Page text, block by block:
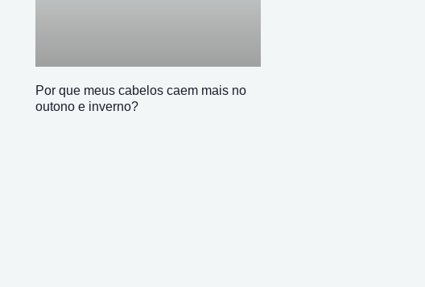
Por que meus cabelos caem mais no
outono e inverno?